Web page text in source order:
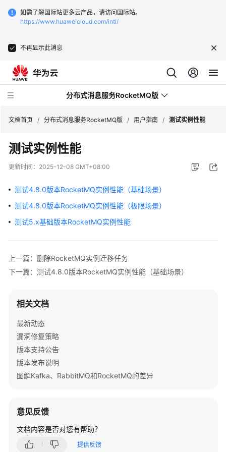
如需了解国际站更多云产品，请访问国际站。
https://www.huaweicloud.com/intl/
不再显示此消息
分布式消息服务RocketMQ版
最
新
态
服
务
产
品
绍
计
费
明
快
门
用
文档首页 / 分布式消息服务RocketMQ版 / 用户指南 / 测试实例性能
测试实例性能
更新时间： 2025-12-08 GMT+08:00
测试4.8.0版本RocketMQ实例性能（基础场景）
测试4.8.0版本RocketMQ实例性能（极限场景）
测试5.x基础版本RocketMQ实例性能
上一篇：删除RocketMQ实例迁移任务
下一篇：测试4.8.0版本RocketMQ实例性能（基础场景）
相关文档
最新动态
漏洞修复策略
版本支持公告
版本发布说明
图解Kafka、RabbitMQ和RocketMQ的差异
意见反馈
文档内容是否对您有帮助？
提供反馈